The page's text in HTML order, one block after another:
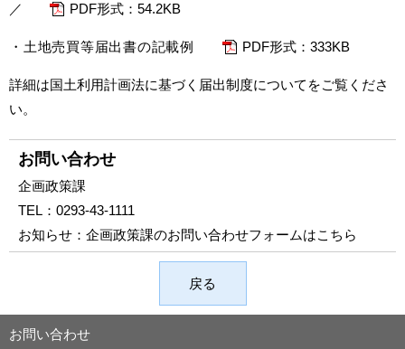
／
PDF形式：54.2KB
・土地売買等届出書の記載例 PDF形式：333KB
詳細は国土利用計画法に基づく届出制度について をご覧くださ
い。
お問い合わせ
企画政策課
TEL： 0293-43-1111
お知らせ： 企画政策課のお問い合わせフォームはこちら
戻る
お問い合わせ